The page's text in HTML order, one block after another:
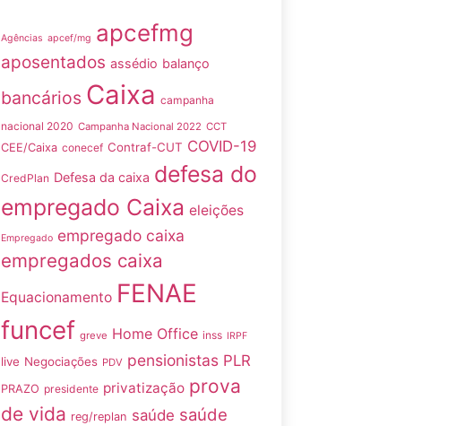
Agências apcef/mg apcefmg
aposentados assédio balanço
bancários Caixa campanha
nacional 2020 Campanha Nacional 2022 CCT
CEE/Caixa conecef Contraf-CUT COVID-19
CredPlan Defesa da caixa defesa do
empregado Caixa eleições
Empregado empregado caixa
empregados caixa
Equacionamento FENAE
funcef greve Home Office inss IRPF
live Negociações PDV pensionistas PLR
PRAZO presidente privatização prova
de vida reg/replan saúde saúde